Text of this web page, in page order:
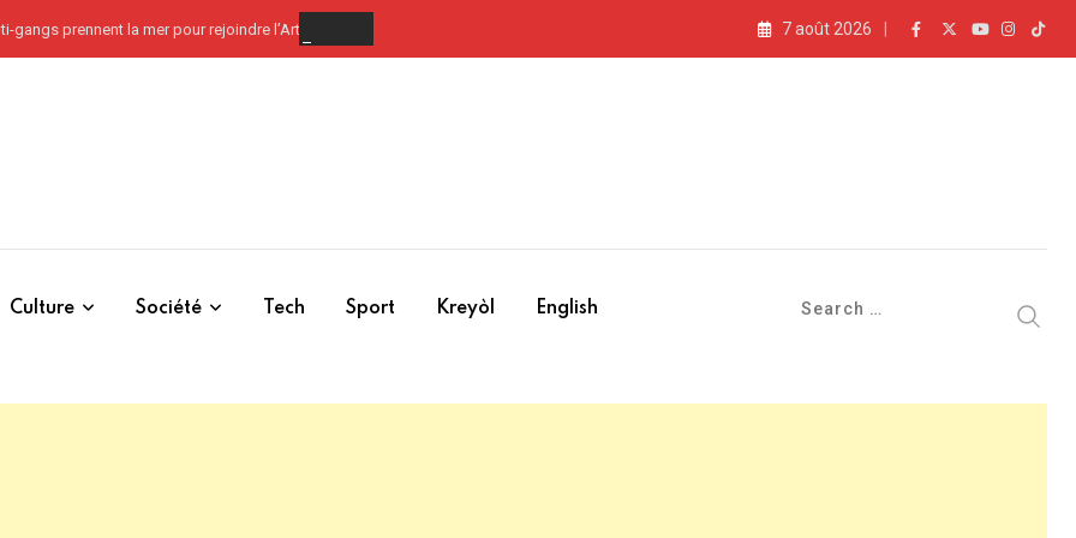
prennent la mer pour rejoindre l’Artibonite 7 août 2026
Culture Société Tech Sport Kreyòl English